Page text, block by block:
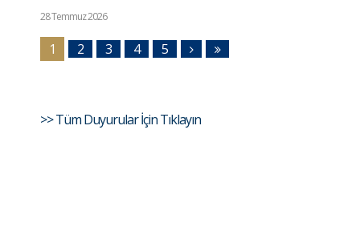
28 Temmuz 2026
1 2 3 4 5
>> Tüm Duyurular İçin Tıklayın